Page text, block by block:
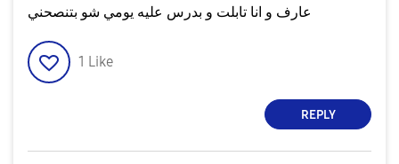
عارف و انا تابلت و بدرس عليه يومي شو بتنصحني
1 Like
REPLY